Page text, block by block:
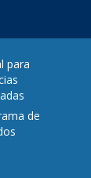
para
de